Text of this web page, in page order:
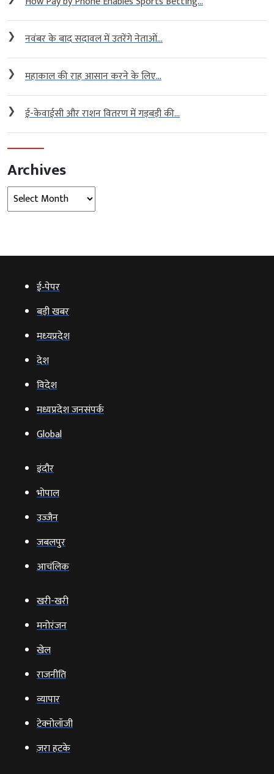
❯ नवंबर के बाद सदावल में उतरेंगे नेताओं...
❯ महाकाल की राह आसान करने के लिए...
❯ ई-केवाईसी और राशन वितरण में गड़बड़ी की...
Archives
Archives
ई‑पेपर
बड़ी खबर
मध्‍यप्रदेश
देश
विदेश
मध्यप्रदेश जनसंपर्क
Global
इंदौर
भोपाल
उज्‍जैन
जबलपुर
आचंलिक
खरी-खरी
मनोरंजन
खेल
राजनीति
व्‍यापार
टेक्‍नोलॉजी
ज़रा हटके